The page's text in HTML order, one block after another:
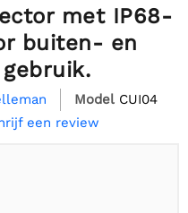
met IP68-
buiten- en
Model CUI04
een review